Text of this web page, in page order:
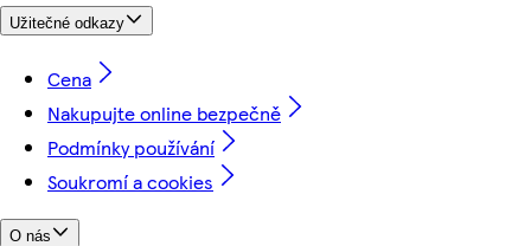
Užitečné odkazy
Cena
Nakupujte online bezpečně
Podmínky používání
Soukromí a cookies
O nás